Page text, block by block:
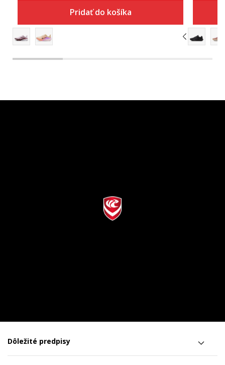
Pridať do košíka
Dôležité predpisy